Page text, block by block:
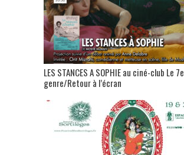
LES STANCES A SOPHIE au ciné-club Le 7e
genre/Retour à l’écran